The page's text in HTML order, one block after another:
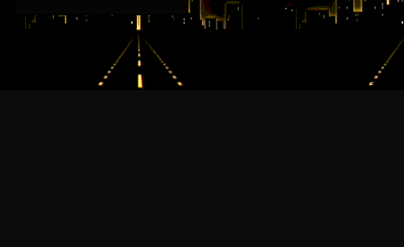
Créer un site internet avec